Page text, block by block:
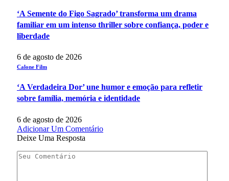
‘A Semente do Figo Sagrado’ transforma um drama
familiar em um intenso thriller sobre confiança, poder e
liberdade
6 de agosto de 2026
Calone Film
‘A Verdadeira Dor’ une humor e emoção para refletir
sobre família, memória e identidade
6 de agosto de 2026
Adicionar Um Comentário
Deixe Uma Resposta